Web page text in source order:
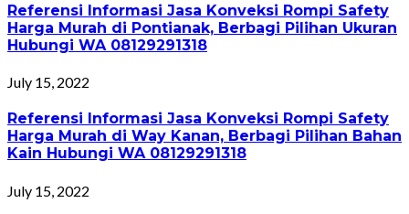
Referensi Informasi Jasa Konveksi Rompi Safety
Harga Murah di Pontianak, Berbagi Pilihan Ukuran
Hubungi WA 08129291318
July 15, 2022
Referensi Informasi Jasa Konveksi Rompi Safety
Harga Murah di Way Kanan, Berbagi Pilihan Bahan
Kain Hubungi WA 08129291318
July 15, 2022